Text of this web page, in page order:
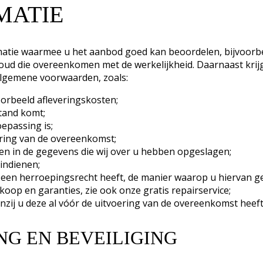
waarmee u het aanbod goed kan beoordelen,
die overeenkomen met de werkelijkheid. Daarnaast
voorwaarden, zoals:
afleveringskosten;
komt;
is;
van de overeenkomst;
in de gegevens die wij over u hebben opgeslagen;
herroepingsrecht heeft, de manier waarop u hiervan
en garanties, zie ook onze gratis repairservice;
u deze al vóór de uitvoering van de overeenkomst
EN BEVEILIGING